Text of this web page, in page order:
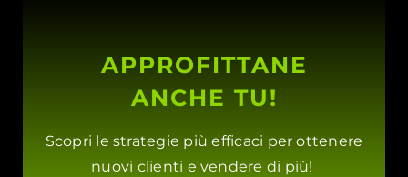
APPROFITTANE
ANCHE TU!
Scopri le strategie più efficaci per ottenere
nuovi clienti e vendere di più!